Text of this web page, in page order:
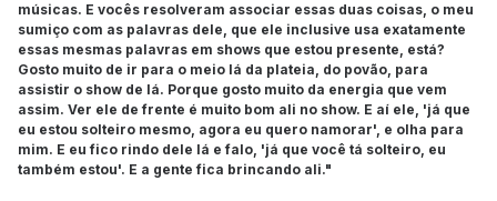
músicas. E vocês resolveram associar essas duas coisas, o meu
sumiço com as palavras dele, que ele inclusive usa exatamente
essas mesmas palavras em shows que estou presente, está?
Gosto muito de ir para o meio lá da plateia, do povão, para
assistir o show de lá. Porque gosto muito da energia que vem
assim. Ver ele de frente é muito bom ali no show. E aí ele, 'já que
eu estou solteiro mesmo, agora eu quero namorar', e olha para
mim. E eu fico rindo dele lá e falo, 'já que você tá solteiro, eu
também estou'. E a gente fica brincando ali."